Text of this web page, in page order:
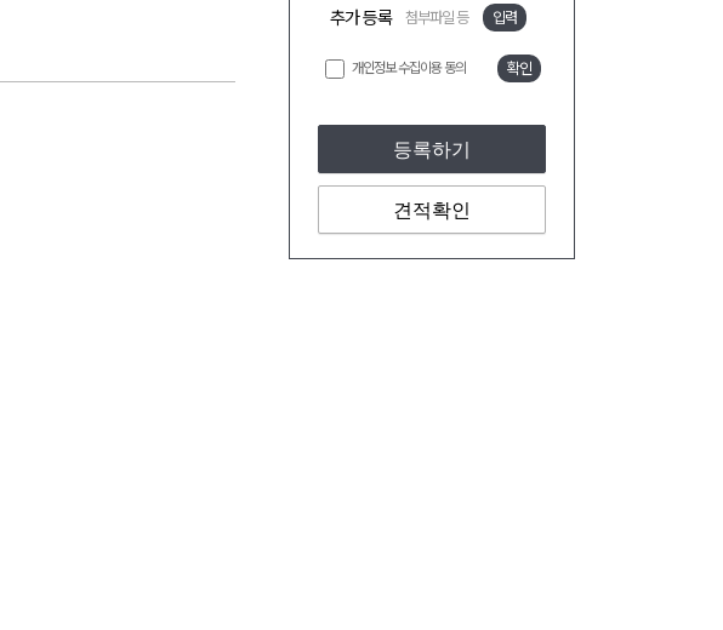
추가 등록 첨부파일 등 입력
개인정보 수집이용 동의 확인
등록하기
견적확인